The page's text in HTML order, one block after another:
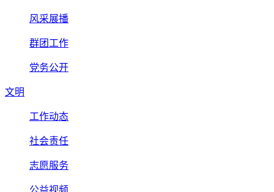
风采展播
群团工作
党务公开
文明
工作动态
社会责任
志愿服务
公益视频